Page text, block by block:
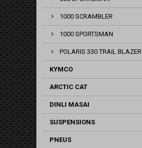
1000 SCRAMBLER
1000 SPORTSMAN
POLARIS 330 TRAIL BLAZER
KYMCO
ARCTIC CAT
DINLI MASAI
SUSPENSIONS
PNEUS